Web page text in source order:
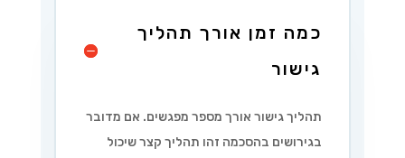
כמה זמן אורך תהליך
גישור
תהליך גישור אורך מספר מפגשים. אם מדובר
בגירושים בהסכמה זהו תהליך קצר שיכול